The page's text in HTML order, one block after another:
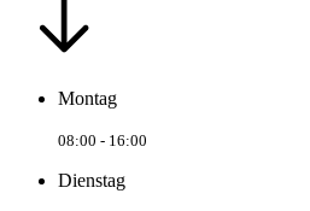
Montag
08:00 - 16:00
Dienstag